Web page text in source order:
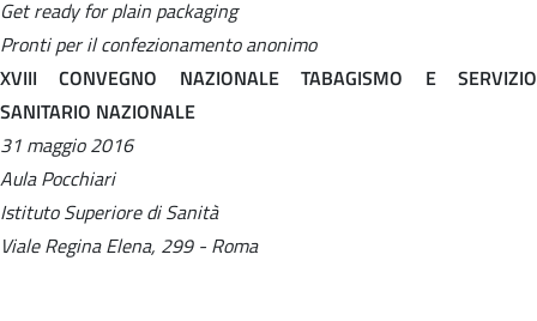
Get ready for plain packaging
Pronti per il confezionamento anonimo
XVIII CONVEGNO NAZIONALE TABAGISMO E SERVIZIO
SANITARIO NAZIONALE
31 maggio 2016
Aula Pocchiari
Istituto Superiore di Sanità
Viale Regina Elena, 299 - Roma